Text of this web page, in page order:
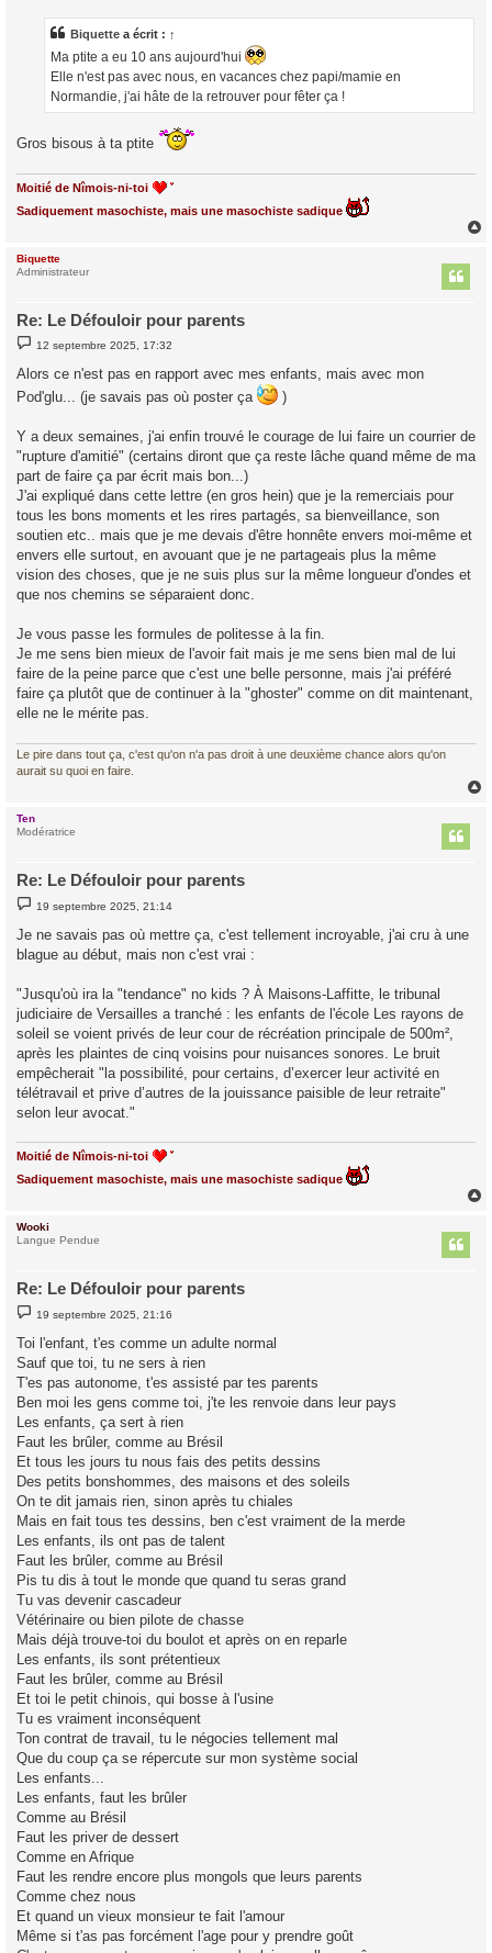
Biquette a écrit : ↑
Ma ptite a eu 10 ans aujourd'hui
Elle n'est pas avec nous, en vacances chez papi/mamie en
Normandie, j'ai hâte de la retrouver pour fêter ça !
Gros bisous à ta ptite
Moitié de Nîmois-ni-toi
Sadiquement masochiste, mais une masochiste sadique
Biquette
Administrateur
Re: Le Défouloir pour parents
M
s
a
12 septembre 2025, 17:32
Alors ce n'est pas en rapport avec mes enfants, mais avec mon
Pod'glu... (je savais pas où poster ça
)
Y a deux semaines, j'ai enfin trouvé le courage de lui faire un courrier de
"rupture d'amitié" (certains diront que ça reste lâche quand même de ma
part de faire ça par écrit mais bon...)
J'ai expliqué dans cette lettre (en gros hein) que je la remerciais pour
tous les bons moments et les rires partagés, sa bienveillance, son
soutien etc.. mais que je me devais d'être honnête envers moi-même et
envers elle surtout, en avouant que je ne partageais plus la même
vision des choses, que je ne suis plus sur la même longueur d'ondes et
que nos chemins se séparaient donc.
Je vous passe les formules de politesse à la fin.
Je me sens bien mieux de l'avoir fait mais je me sens bien mal de lui
faire de la peine parce que c'est une belle personne, mais j'ai préféré
faire ça plutôt que de continuer à la "ghoster" comme on dit maintenant,
elle ne le mérite pas.
Le pire dans tout ça, c'est qu'on n'a pas droit à une deuxième chance alors qu'on
aurait su quoi en faire.
Ten
Modératrice
Re: Le Défouloir pour parents
M
e
s
a
g
19 septembre 2025, 21:14
Je ne savais pas où mettre ça, c'est tellement incroyable, j'ai cru à une
blague au début, mais non c'est vrai :
"Jusqu'où ira la "tendance" no kids ? À Maisons-Laffitte, le tribunal
judiciaire de Versailles a tranché : les enfants de l'école Les rayons de
soleil se voient privés de leur cour de récréation principale de 500m²,
après les plaintes de cinq voisins pour nuisances sonores. Le bruit
empêcherait "la possibilité, pour certains, d’exercer leur activité en
télétravail et prive d’autres de la jouissance paisible de leur retraite"
selon leur avocat."
Moitié de Nîmois-ni-toi
Sadiquement masochiste, mais une masochiste sadique
Wooki
Langue Pendue
Re: Le Défouloir pour parents
M
e
s
s
a
e
19 septembre 2025, 21:16
Toi l'enfant, t'es comme un adulte normal
Sauf que toi, tu ne sers à rien
T'es pas autonome, t'es assisté par tes parents
Ben moi les gens comme toi, j'te les renvoie dans leur pays
Les enfants, ça sert à rien
Faut les brûler, comme au Brésil
Et tous les jours tu nous fais des petits dessins
Des petits bonshommes, des maisons et des soleils
On te dit jamais rien, sinon après tu chiales
Mais en fait tous tes dessins, ben c'est vraiment de la merde
Les enfants, ils ont pas de talent
Faut les brûler, comme au Brésil
Pis tu dis à tout le monde que quand tu seras grand
Tu vas devenir cascadeur
Vétérinaire ou bien pilote de chasse
Mais déjà trouve-toi du boulot et après on en reparle
Les enfants, ils sont prétentieux
Faut les brûler, comme au Brésil
Et toi le petit chinois, qui bosse à l'usine
Tu es vraiment inconséquent
Ton contrat de travail, tu le négocies tellement mal
Que du coup ça se répercute sur mon système social
Les enfants...
Les enfants, faut les brûler
Comme au Brésil
Faut les priver de dessert
Comme en Afrique
Faut les rendre encore plus mongols que leurs parents
Comme chez nous
Et quand un vieux monsieur te fait l'amour
Même si t'as pas forcément l'age pour y prendre goût